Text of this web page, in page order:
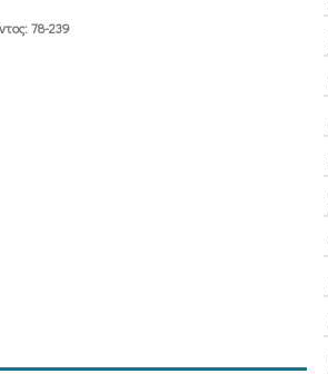
78-239